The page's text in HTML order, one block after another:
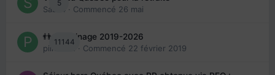
5
Sab74
· Commencé 26 mai
11144
👬 Parrainage 2019-2026
piinoush
· Commencé 22 février 2019